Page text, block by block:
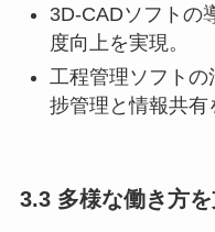
3D-CADソフトの
度向上を実現。
工程管理ソフト
捗管理と情報共有
3.3 多様な働き方